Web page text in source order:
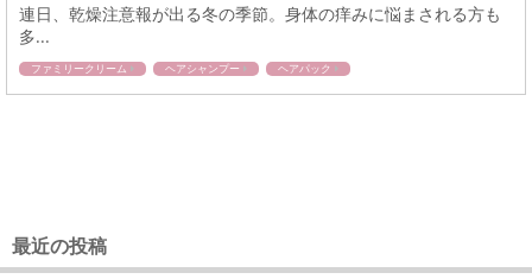
連日、乾燥注意報が出る冬の季節。身体の痒みに悩まされる方も
多...
ファミリークリーム ヘアシャンプー ヘアパック
最近の投稿